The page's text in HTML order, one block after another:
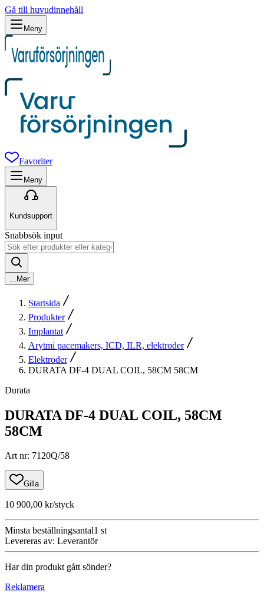
Gå till huvudinnehåll
Meny
Favoriter
Meny
Kundsupport
Snabbsök input
Mer
Startsida
Produkter
Implantat
Arytmi pacemakers, ICD, ILR, elektroder
Elektroder
DURATA DF-4 DUAL COIL, 58CM 58CM
Durata
DURATA DF-4 DUAL COIL, 58CM
58CM
Art nr: 7120Q/58
Gilla
10 900,00 kr/styck
Minsta beställningsantal1 st
Levereras av: Leverantör
Har din produkt gått sönder?
Reklamera